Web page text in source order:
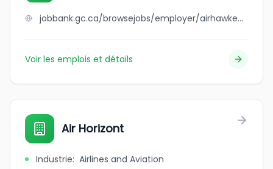
jobbank.gc.ca/browsejobs/employer/airhawke+aerospatial+inc/ca
Voir les emplois et détails
Air Horizont
Industrie: Airlines and Aviation